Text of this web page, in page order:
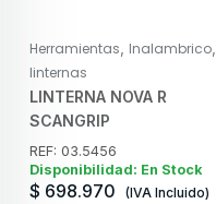
Herramientas, Inalambrico,
linternas
LINTERNA NOVA R
SCANGRIP
REF: 03.5456
Disponibilidad: En Stock
$ 698.970 (IVA Incluido)